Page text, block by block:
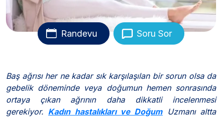
Randevu Soru Sor
Baş ağrısı her ne kadar sık karşılaşılan bir sorun olsa da
gebelik döneminde veya doğumun hemen sonrasında
ortaya çıkan ağrının daha dikkatli incelenmesi
gerekiyor. Kadın hastalıkları ve DoğumUzmanı altta